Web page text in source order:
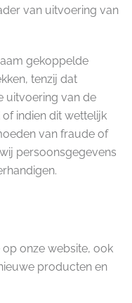
van uitvoering van
gekoppelde
tenzij dat
uitvoering van de
indien dit wettelijk
van fraude of
persoonsgegevens
onze website, ook
producten en